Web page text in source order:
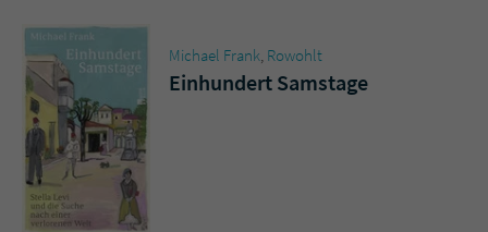
Michael Frank, Rowohlt
Einhundert Samstage
Anbieter
Laufzeit Session
Zweck